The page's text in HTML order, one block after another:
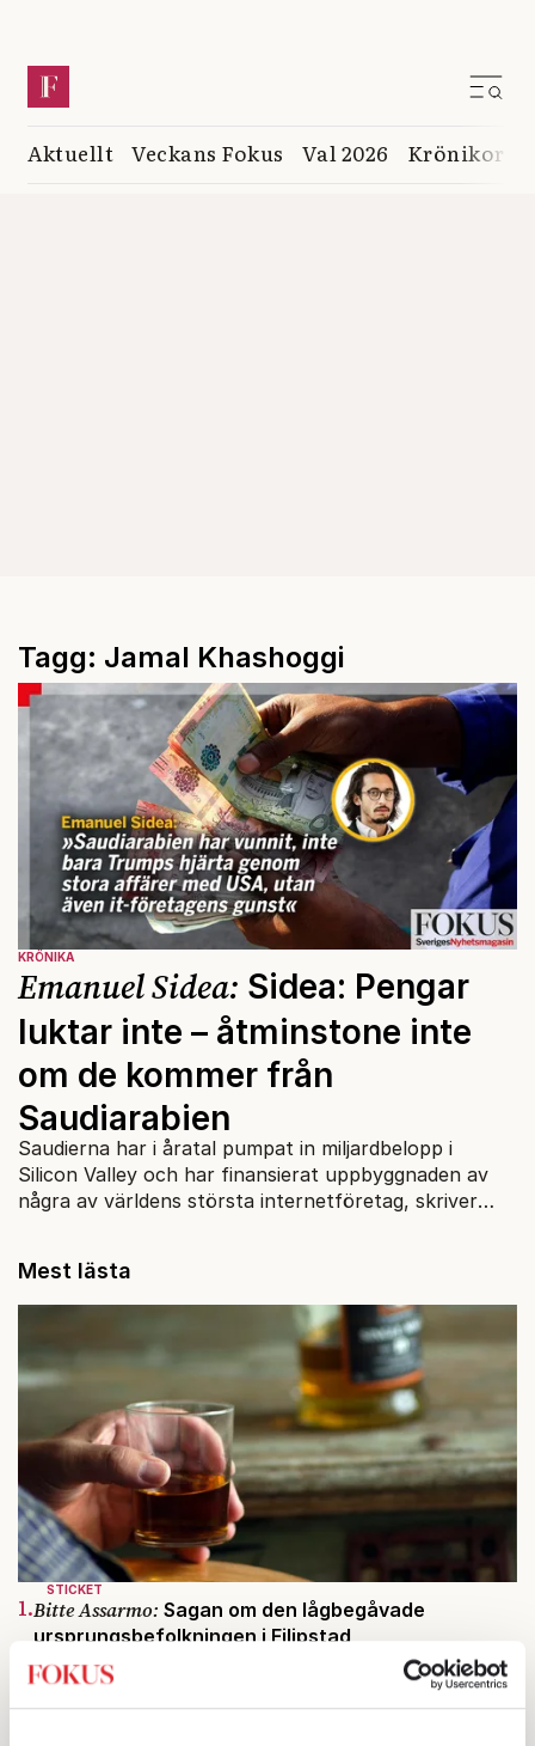
Aktuellt Veckans Fokus Val 2026 Krönikor
Tagg: Jamal Khashoggi
KRÖNIKA
Emanuel Sidea: Sidea: Pengar
luktar inte – åtminstone inte
om de kommer från
Saudiarabien
Saudierna har i åratal pumpat in miljardbelopp i
Silicon Valley och har finansierat uppbyggnaden av
några av världens största internetföretag, skriver
Mest lästa
STICKET
1.Bitte Assarmo: Sagan om den lågbegåvade
ursprungsbefolkningen i Filipstad
2.Den röda tråden som brast